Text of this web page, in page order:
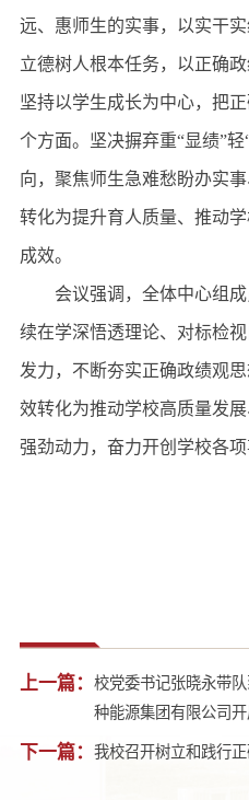
远、惠师生的实事，以实干
立德树人根本任务，以正确
坚持以学生成长为中心，把
个方面。坚决摒弃重“显绩”
向，聚焦师生急难愁盼办实
转化为提升育人质量、推动
成效。
会议强调，全体中心组
续在学深悟透理论、对标检
发力，不断夯实正确政绩观
效转化为推动学校高质量发
强劲动力，奋力开创学校各项
上一篇： 校党委书记张晓永带
种能源集团有限公司
下一篇： 我校召开树立和践行